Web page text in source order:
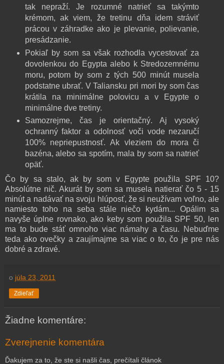
tak nepraží. Je rozumné natrieť sa takýmto
krémom, ak viem, že tretinu dňa idem stráviť
prácou v záhradke ako je plevanie, polievanie,
presádzanie.
Pokiaľ by som sa však rozhodla vycestovať za
dovolenkou do Egypta alebo k Stredozemnému
moru, potom by som z tých 500 minút musela
podstatne ubrať. V Taliansku pri mori by som čas
krátila na minimálne polovicu a v Egypte o
minimálne dve tretiny.
Samozrejme, čas je orientačný. Aj vysoký
ochranný faktor a odolnosť voči vode nezaručí
100% nepriepustnosť. Ak vleziem do mora či
bazéna, alebo sa spotím, mala by som sa natrieť
opäť.
Čo by sa stalo, ak by som v Egypte použila SPF 10?
Absolútne nič. Akurát by som sa musela natierať čo 5 - 15
minút a nadávať na svoju hlúposť, že si neužívam voľno, ale
namiesto toho na seba stále niečo kydám... Opálim sa
navyše úplne rovnako, ako keby som použila SPF 50, len
ma to bude stáť omnoho viac námahy a času. Nebuďme
teda ako ovečky a zaujímajme sa viac o to, čo je pre nás
dobré a zdravé.
o júla 23, 2011
Zdieľať
Žiadne komentáre:
Zverejnenie komentára
Ďakujem za to, že ste si našli čas, prečítali článok